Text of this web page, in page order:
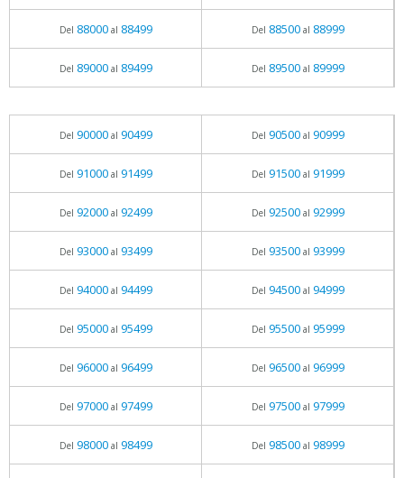
Del 88000al 88499 Del 88500al 88999
Del 89000al 89499 Del 89500al 89999
Del 90000al 90499 Del 90500al 90999
Del 91000al 91499 Del 91500al 91999
Del 92000al 92499 Del 92500al 92999
Del 93000al 93499 Del 93500al 93999
Del 94000al 94499 Del 94500al 94999
Del 95000al 95499 Del 95500al 95999
Del 96000al 96499 Del 96500al 96999
Del 97000al 97499 Del 97500al 97999
Del 98000al 98499 Del 98500al 98999